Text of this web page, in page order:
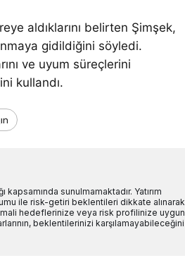
aldıklarını belirten Şimşek,
gidildiğini söyledi.
ve uyum süreçlerini
kullandı.
sunulmamaktadır. Yatırım
ile risk-getiri beklentileri dikkate alınarak
hedeflerinize veya risk profilinize uygun
beklentilerinizi karşılamayabileceğini